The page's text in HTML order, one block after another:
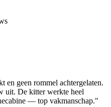
en geen rommel achtergelaten.
uit. De kitter werkte heel
— top vakmanschap."